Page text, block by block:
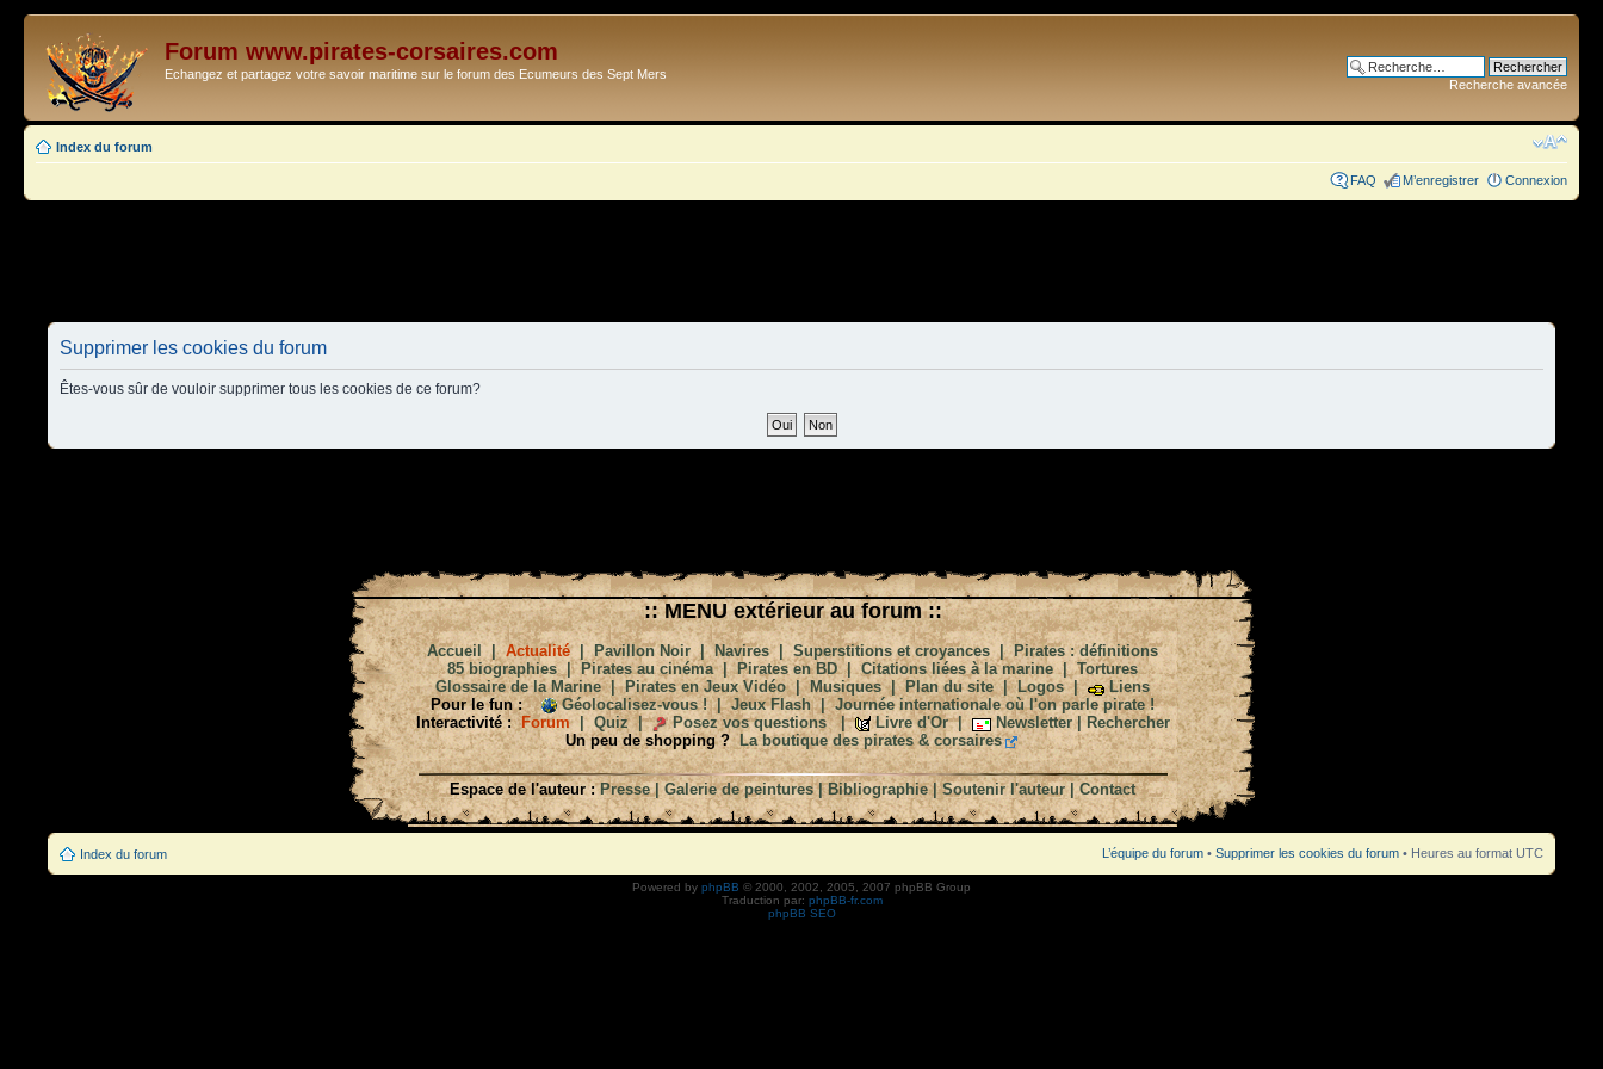
Forum www.pirates-corsaires.com
Echangez et partagez votre savoir maritime sur le forum des Ecumeurs des Sept Mers
Recherche avancée
Index du forum
FAQ M’enregistrer Connexion
Supprimer les cookies du forum
Êtes-vous sûr de vouloir supprimer tous les cookies de ce forum?
:: MENU extérieur au forum ::
Accueil |Actualité|Pavillon Noir|Navires|Superstitions et croyances|Pirates : définitions
85 biographies| Pirates au cinéma|Pirates en BD|Citations liées à la marine|Tortures
Glossaire de la Marine|Pirates en Jeux Vidéo|Musiques|Plan du site|Logos|
Liens
Pour le fun :
Géolocalisez-vous !|Jeux Flash|Journée internationale où l'on parle pirate !
Interactivité : Forum| Quiz| Posez vos questions| Livre d'Or| Newsletter| Rechercher
Un peu de shopping ?
La boutique des pirates & corsaires
Espace de l'auteur : Presse|Galerie de peintures|Bibliographie|Soutenir l'auteur|Contact
Index du forum L’équipe du forum • Supprimer les cookies du forum • Heures au format UTC
Powered by phpBB © 2000, 2002, 2005, 2007 phpBB Group
Traduction par: phpBB-fr.com
phpBB SEO